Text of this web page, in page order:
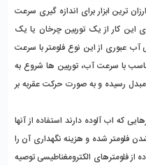
ترین ابزار برای اندازه گیری سرعت
این کار از یک توربین چرخان یا یک
عبوری از این نوع فلومتر با سرعت
با سرعت آب، توربین ها شروع به
رسیده و به صورت حرکت عقربه بر
که اب آلوده دارند استفاده از آنها
فلومتر شده و هزینه نگهداری آن را
فلومترهای الکترومغناطیسی توصیه